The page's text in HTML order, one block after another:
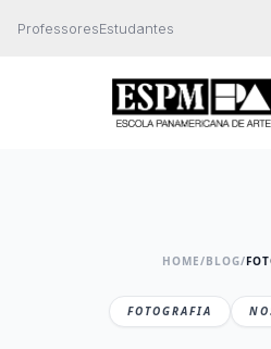
ProfessoresEstudantes
HOME/BLOG/
FOTOGRAFIA